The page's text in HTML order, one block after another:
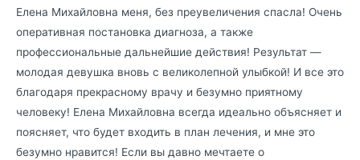
Елена Михайловна меня, без преувеличения спасла! Очень
оперативная постановка диагноза, а также
профессиональные дальнейшие действия! Результат —
молодая девушка вновь с великолепной улыбкой! И все это
благодаря прекрасному врачу и безумно приятному
человеку! Елена Михайловна всегда идеально объясняет и
поясняет, что будет входить в план лечения, и мне это
безумно нравится! Если вы давно мечтаете о